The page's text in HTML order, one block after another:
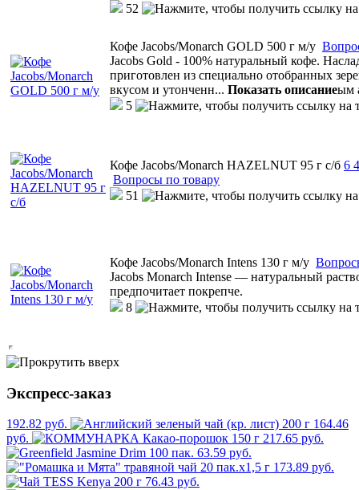
52
Кофе Jacobs/Monarch GOLD 500 г м/у
Jacobs Gold - 100% натуральный кофе.
приготовлен из специально отобранных
вкусом и утонченн... Показать описаниеым
5
Кофе Jacobs/Monarch HAZELNUT 95 г с/б 6
Вопросы по товару
51
Кофе Jacobs/Monarch Intens 130 г м/у
Jacobs Monarch Intense — натуральный
предпочитает покрепче.
8
Экспресс-заказ
192.82 руб.
164.46
руб.
217.65 руб.
63.59 руб.
173.89 руб.
76.43 руб.